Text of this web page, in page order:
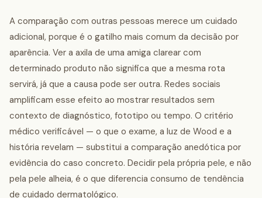
A comparação com outras pessoas merece um cuidado
adicional, porque é o gatilho mais comum da decisão por
aparência. Ver a axila de uma amiga clarear com
determinado produto não significa que a mesma rota
servirá, já que a causa pode ser outra. Redes sociais
amplificam esse efeito ao mostrar resultados sem
contexto de diagnóstico, fototipo ou tempo. O critério
médico verificável — o que o exame, a luz de Wood e a
história revelam — substitui a comparação anedótica por
evidência do caso concreto. Decidir pela própria pele, e não
pela pele alheia, é o que diferencia consumo de tendência
de cuidado dermatológico.